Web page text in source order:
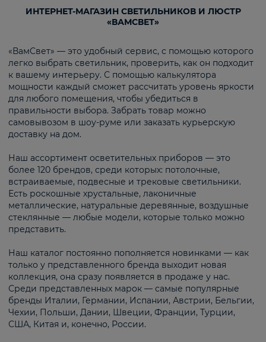
ИНТЕРНЕТ-МАГАЗИН СВЕТИЛЬНИКОВ И ЛЮСТР
«ВАМСВЕТ»
«ВамСвет» — это удобный сервис, с помощью которого
легко выбрать светильник, проверить, как он подходит
к вашему интерьеру. С помощью калькулятора
мощности каждый сможет рассчитать уровень яркости
для любого помещения, чтобы убедиться в
правильности выбора. Забрать товар можно
самовывозом в шоу-руме или заказать курьерскую
доставку на дом.
Наш ассортимент осветительных приборов — это
более 120 брендов, среди которых: потолочные,
встраиваемые, подвесные и трековые светильники.
Есть роскошные хрустальные, лаконичные
металлические, натуральные деревянные, воздушные
стеклянные — любые модели, которые только можно
представить.
Наш каталог постоянно пополняется новинками — как
только у представленного бренда выходит новая
коллекция, она сразу появляется в продаже у нас.
Среди представленных марок — самые популярные
бренды Италии, Германии, Испании, Австрии, Бельгии,
Чехии, Польши, Дании, Швеции, Франции, Турции,
США, Китая и, конечно, России.